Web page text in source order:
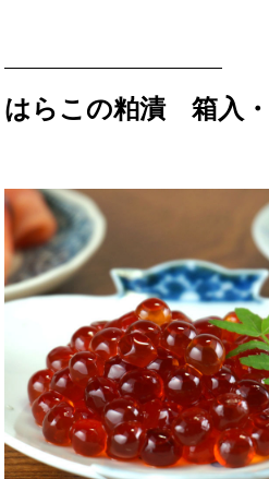
はらこの粕漬 箱入